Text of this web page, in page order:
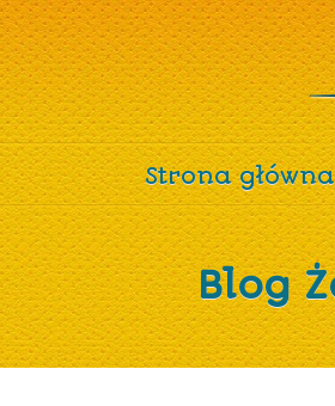
Strona główna
Blog